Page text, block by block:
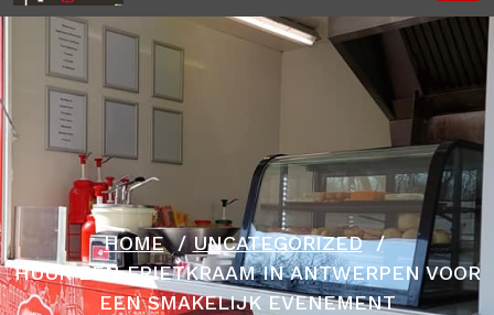
HOME/UNCATEGORIZED/
HUUR EEN FRIETKRAAM IN ANTWERPEN VOOR
EEN SMAKELIJK EVENEMENT